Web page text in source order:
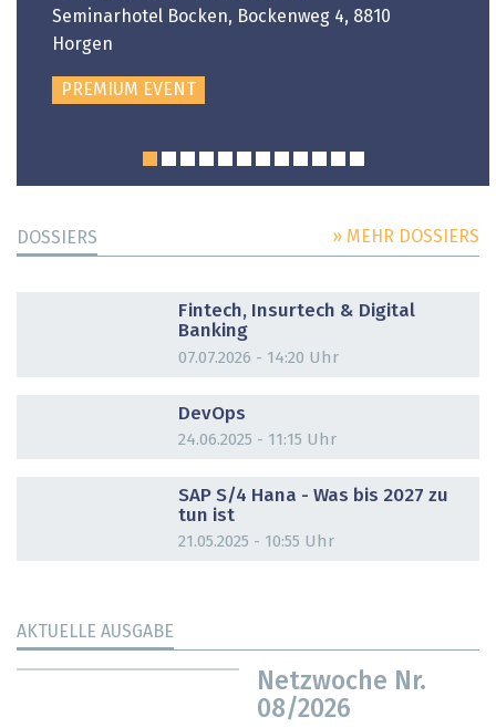
Seminarhotel Bocken, Bockenweg 4, 8810
Horgen
PREMIUM EVENT
DOSSIERS » MEHR DOSSIERS
Fintech, Insurtech & Digital
Banking
07.07.2026 - 14:20 Uhr
DevOps
24.06.2025 - 11:15 Uhr
SAP S/4 Hana - Was bis 2027 zu
tun ist
21.05.2025 - 10:55 Uhr
AKTUELLE AUSGABE
Netzwoche Nr.
08/2026